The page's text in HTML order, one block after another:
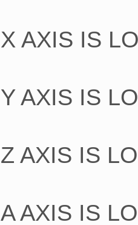
X AXIS IS
Y AXIS IS
Z AXIS IS
A AXIS IS